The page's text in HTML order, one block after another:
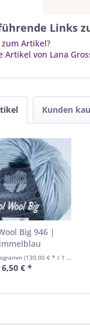
Links
zum Artikel?
Artikel von Lana
Kunden
Big 946 |
(130,00 € * / 1 Kilogramm)
6,50 € *